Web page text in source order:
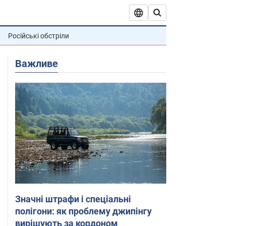
Російські обстріли
Важливе
Значні штрафи і спеціальні
полігони: як проблему джипінгу
вирішують за кордоном